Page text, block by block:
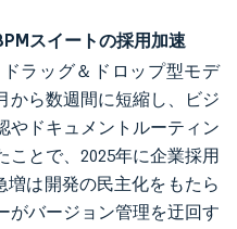
スイートの採用加速
ラッグ＆ドロップ型モデ
から数週間に短縮し、ビジ
やドキュメントルーティン
ことで、2025年に企業採用
増は開発の民主化をもたら
がバージョン管理を迂回す